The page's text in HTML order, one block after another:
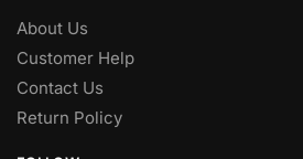
About Us
Customer Help
Contact Us
Return Policy